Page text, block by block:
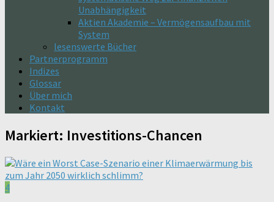
Unabhängigkeit
Aktien Akademie – Vermögensaufbau mit
System
lesenswerte Bücher
Partnerprogramm
Indizes
Glossar
Über mich
Kontakt
Markiert: Investitions-Chancen
4